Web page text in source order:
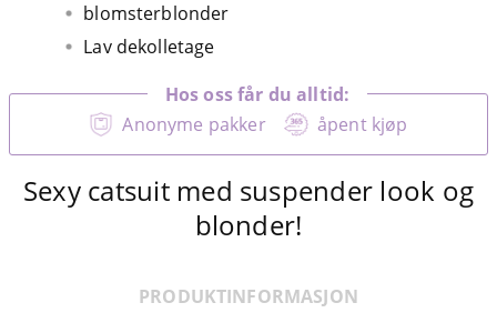
blomsterblonder
Lav dekolletage
Anonyme pakker åpent kjøp
Hos oss får du alltid:
Sexy catsuit med suspender look og
blonder!
PRODUKTINFORMASJON